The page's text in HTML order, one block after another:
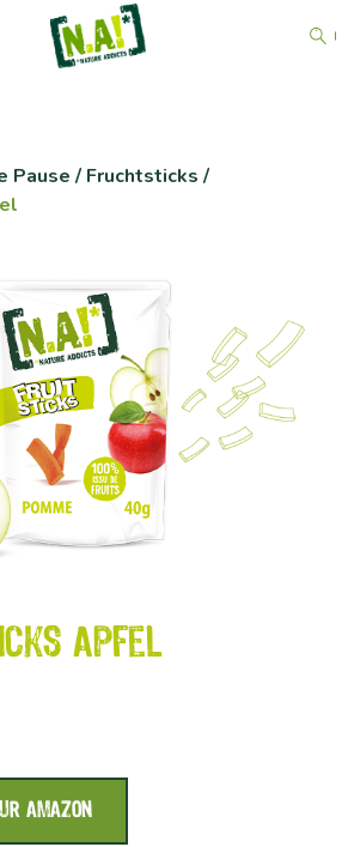
Pause / Fruchtsticks /
Apfel
AMAZON